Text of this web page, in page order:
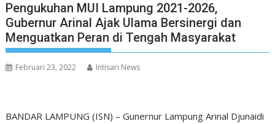
Pengukuhan MUI Lampung 2021-2026,
Gubernur Arinal Ajak Ulama Bersinergi dan
Menguatkan Peran di Tengah Masyarakat
Februari 23, 2022 Intisari News
BANDAR LAMPUNG (ISN) – Gunernur Lampung Arinal Djunaidi